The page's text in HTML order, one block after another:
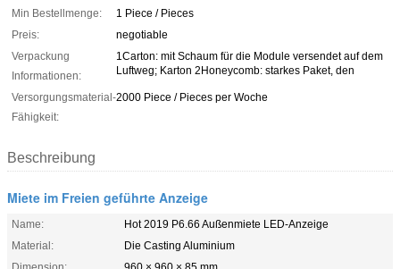
Min Bestellmenge:
1 Piece / Pieces
Preis:
negotiable
Verpackung
Informationen:
1Carton: mit Schaum für die Module versendet auf dem
Luftweg; Karton 2Honeycomb: starkes Paket, den
Versorgungsmaterial-
Fähigkeit:
2000 Piece / Pieces per Woche
Beschreibung
Miete im Freien geführte Anzeige
Name:
Hot 2019 P6.66 Außenmiete LED-Anzeige
Material:
Die Casting Aluminium